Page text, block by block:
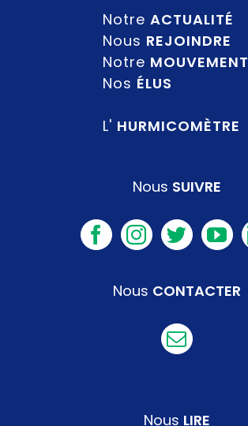
Notre ACTUALITÉ
Nous REJOINDRE
Notre MOUVEMENT
Nos ÉLUS
L' HURMICOMÈTRE
Nous SUIVRE
Nous CONTACTER
Nous LIRE